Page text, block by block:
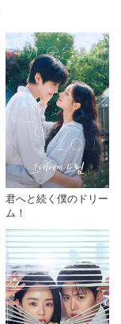
君へと続く僕のドリー
ム！